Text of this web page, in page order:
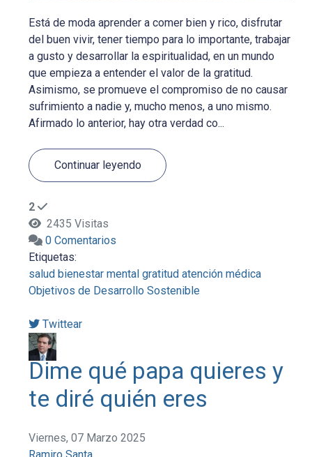
Está de moda aprender a comer bien y rico, disfrutar
del buen vivir, tener tiempo para lo importante, trabajar
a gusto y desarrollar la espiritualidad, en un mundo
que empieza a entender el valor de la gratitud.
Asimismo, se promueve el compromiso de no causar
sufrimiento a nadie y, mucho menos, a uno mismo.
Afirmado lo anterior, hay otra verdad co...
Continuar leyendo
2
2435 Visitas
0 Comentarios
Etiquetas:
salud bienestar mental gratitud atención médica
Objetivos de Desarrollo Sostenible
Twittear
Dime qué papa quieres y
te diré quién eres
Viernes, 07 Marzo 2025